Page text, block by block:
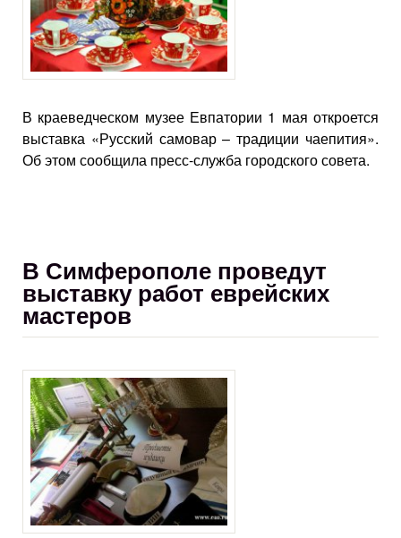
В краеведческом музее Евпатории 1 мая откроется
выставка «Русский самовар – традиции чаепития».
Об этом сообщила пресс-служба городского совета.
В Симферополе проведут
выставку работ еврейских
мастеров